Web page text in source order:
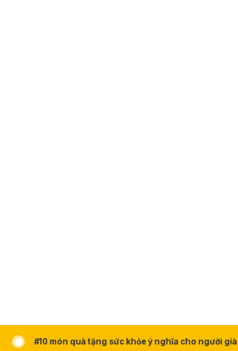
#10 món quà tặng sức khỏe ý nghĩa cho người già